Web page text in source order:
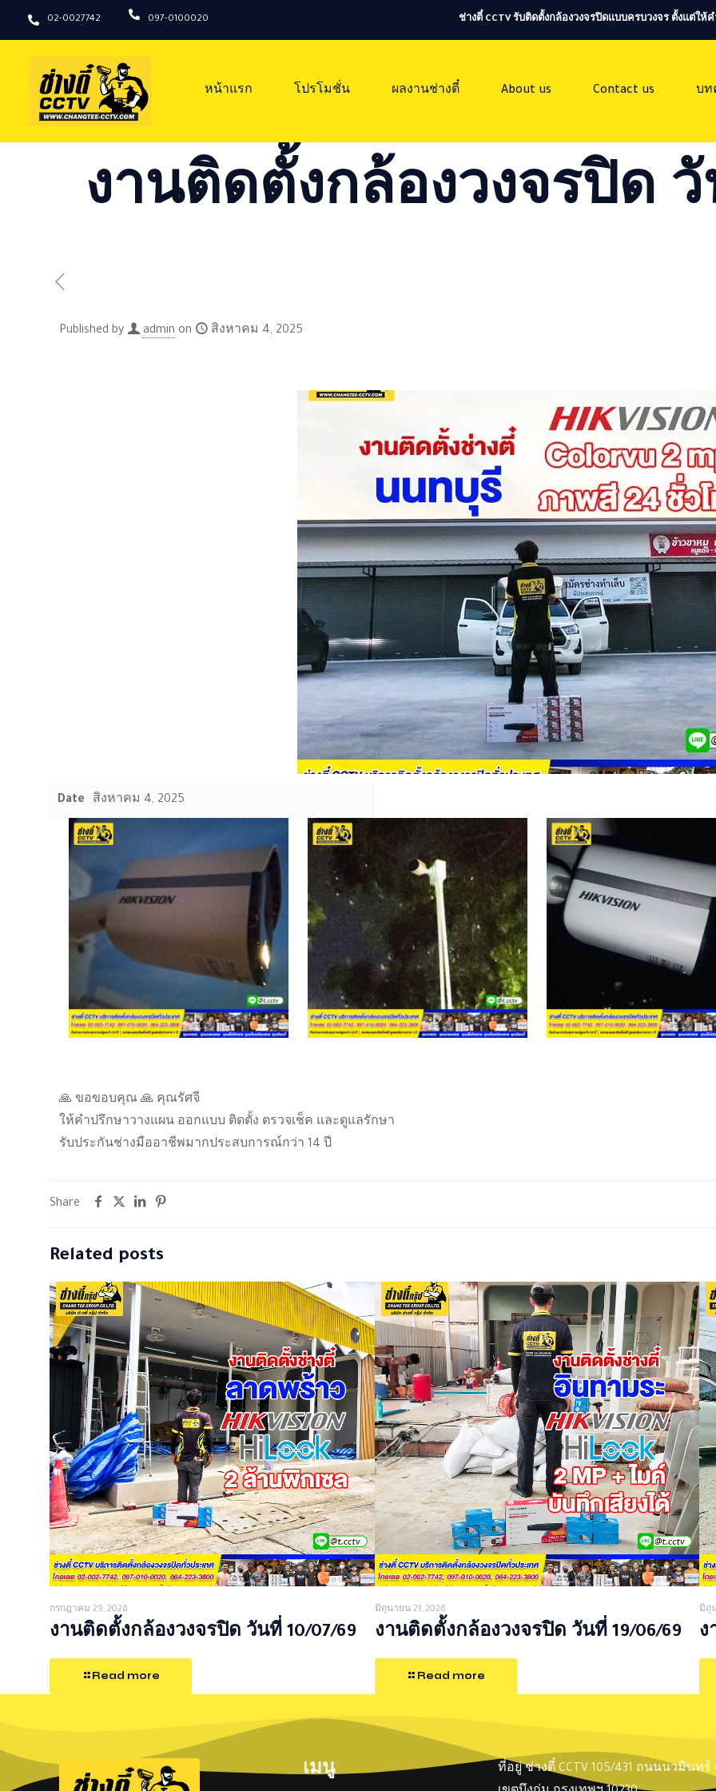
02-0027742 097-0100020 ช่างตี๋ CCTV รับติดตั้งกล้องวงจรปิดแบบครบวงจร ตั้งแต่
หน้าแรก โปรโมชั่น ผลงานช่างตี๋ About us Contact us บท
งานติดตั้งกล้องวงจรปิด
Published by admin on สิงหาคม 4, 2025
Date สิงหาคม 4, 2025
🙏 ขอขอบคุณ 🙏 คุณรัศจี
ให้คำปรึกษาวางแผน ออกแบบ ติดตั้ง ตรวจเช็ค และดูแลรักษา
รับประกันช่างมืออาชีพมากประสบการณ์กว่า 14 ปี
Share
Related posts
กรกฎาคม 29, 2026
งานติดตั้งกล้องวงจรปิด วันที่ 10/07/69
Read more
มิถุนายน 21, 2026
งานติดตั้งกล้องวงจรปิด วันที่ 19/06/69
Read more
มิถุ
ง
เมนู
ที่อยู่ ช่างตี๋ CCTV 105/431 ถนนนวมินท